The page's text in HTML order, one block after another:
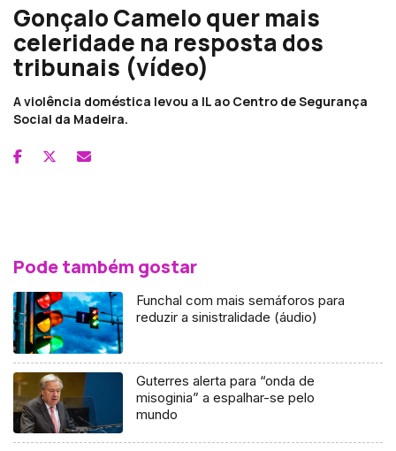
Gonçalo Camelo quer mais
celeridade na resposta dos
tribunais (vídeo)
A violência doméstica levou a IL ao Centro de Segurança
Social da Madeira.
Pode também gostar
Funchal com mais semáforos para
reduzir a sinistralidade (áudio)
Guterres alerta para “onda de
misoginia” a espalhar-se pelo
mundo